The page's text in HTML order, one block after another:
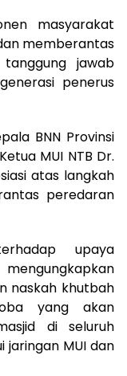
masyarakat
memberantas
jawab
penerus
BNN Provinsi
MUI NTB Dr.
atas langkah
peredaran
upaya
naskah khutbah
yang akan
di seluruh
jaringan MUI dan